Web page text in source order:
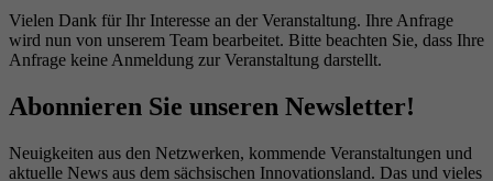
Vielen Dank für Ihr Interesse an der Veranstaltung. Ihre Anfrage
wird nun von unserem Team bearbeitet. Bitte beachten Sie, dass Ihre
Anfrage keine Anmeldung zur Veranstaltung darstellt.
Abonnieren Sie unseren Newsletter!
Neuigkeiten aus den Netzwerken, kommende Veranstaltungen und
aktuelle News aus dem sächsischen Innovationsland. Das und vieles